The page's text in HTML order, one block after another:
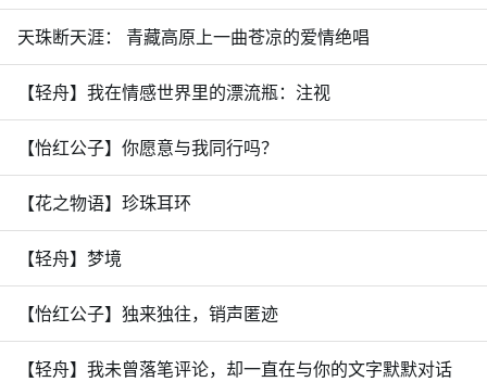
天珠断天涯： 青藏高原上一曲苍凉的爱情绝唱
【轻舟】我在情感世界里的漂流瓶：注视
【怡红公子】你愿意与我同行吗？
【花之物语】珍珠耳环
【轻舟】梦境
【怡红公子】独来独往，销声匿迹
【轻舟】我未曾落笔评论，却一直在与你的文字默默对话